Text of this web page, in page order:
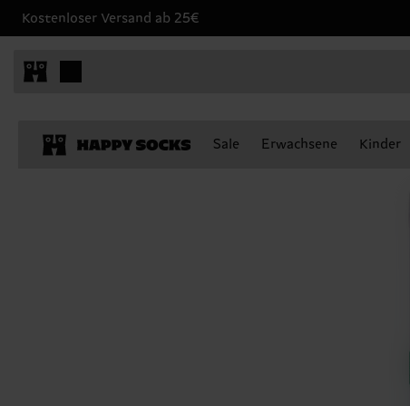
Kostenloser Versand ab 25€
Sale Erwachsene Kinder